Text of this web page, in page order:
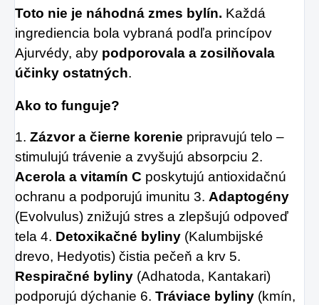
Toto nie je náhodná zmes bylín. Každá
ingrediencia bola vybraná podľa princípov
Ajurvédy, aby podporovala a zosilňovala
účinky ostatných.
Ako to funguje?
1. Zázvor a čierne korenie pripravujú telo –
stimulujú trávenie a zvyšujú absorpciu 2.
Acerola a vitamín C poskytujú antioxidačnú
ochranu a podporujú imunitu 3. Adaptogény
(Evolvulus) znižujú stres a zlepšujú odpoveď
tela 4. Detoxikačné byliny (Kalumbijské
drevo, Hedyotis) čistia pečeň a krv 5.
Respiračné byliny (Adhatoda, Kantakari)
podporujú dýchanie 6. Tráviace byliny (kmín,